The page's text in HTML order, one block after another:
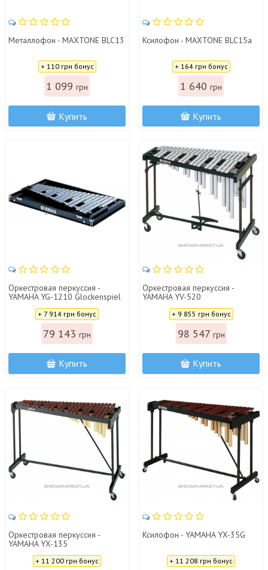
Металлофон - MAXTONE BLC13
+ 110 грн бонус
1 099 грн
Купить
Ксилофон - MAXTONE BLC15a
+ 164 грн бонус
1 640 грн
Купить
Оркестровая перкуссия -
YAMAHA YG-1210 Glockenspiel
+ 7 914 грн бонус
79 143 грн
Купить
Оркестровая перкуссия -
YAMAHA YV-520
+ 9 855 грн бонус
98 547 грн
Купить
Оркестровая перкуссия -
YAMAHA YX-135
+ 11 200 грн бонус
Ксилофон - YAMAHA YX-35G
+ 11 208 грн бонус